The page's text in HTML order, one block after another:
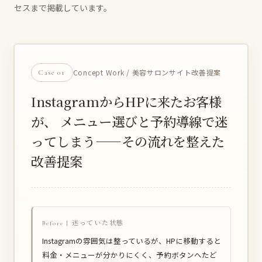
セスまで掲載しています。
Case 01 Concept Work / 美容サロンサイト改善提案
InstagramからHPに来たお客様
が、
メニュー選びと予約導線で迷
ってしまう——その流れを整えた
改善提案
Before | 迷っていた状態
Instagramの雰囲気は整っているが、HPに移動すると
料金・メニューが分かりにくく、予約ボタンへたど